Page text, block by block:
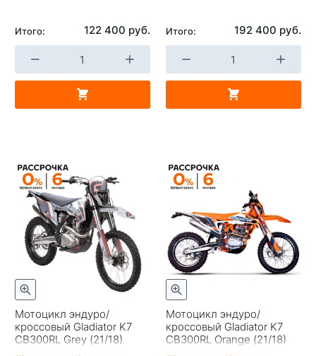
Итого: 122 400 руб. Итого: 192 400 руб.
Мотоцикл эндуро/
кроссовый Gladiator K7
CB300RL Grey (21/18)
Мотоцикл эндуро/
кроссовый Gladiator K7
CB300RL Orange (21/18)